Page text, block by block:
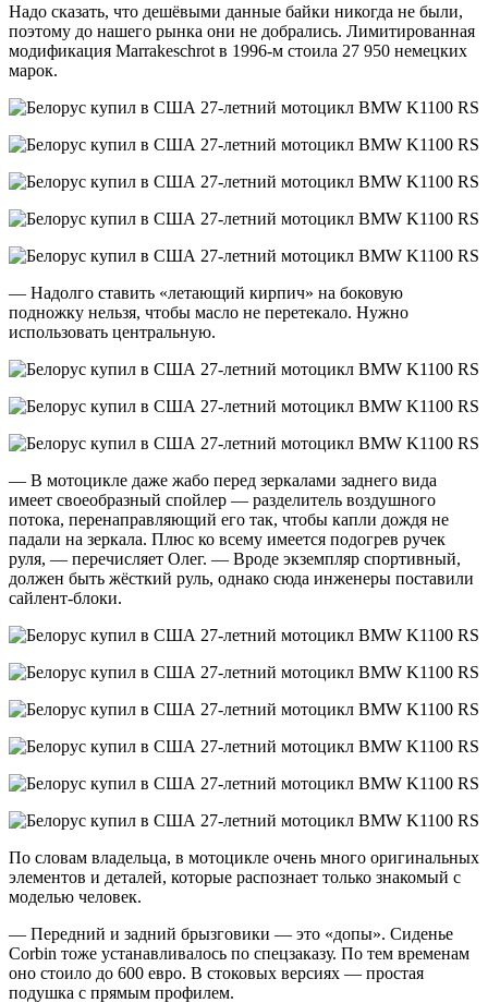
Надо сказать, что дешёвыми данные байки никогда не были,
поэтому до нашего рынка они не добрались. Лимитированная
модификация Marrakeschrot в 1996-м стоила 27 950 немецких
марок.
— Надолго ставить «летающий кирпич» на боковую
подножку нельзя, чтобы масло не перетекало. Нужно
использовать центральную.
— В мотоцикле даже жабо перед зеркалами заднего вида
имеет своеобразный спойлер — разделитель воздушного
потока, перенаправляющий его так, чтобы капли дождя не
падали на зеркала. Плюс ко всему имеется подогрев ручек
руля, — перечисляет Олег. — Вроде экземпляр спортивный,
должен быть жёсткий руль, однако сюда инженеры поставили
сайлент-блоки.
По словам владельца, в мотоцикле очень много оригинальных
элементов и деталей, которые распознает только знакомый с
моделью человек.
— Передний и задний брызговики — это «допы». Сиденье
Corbin тоже устанавливалось по спецзаказу. По тем временам
оно стоило до 600 евро. В стоковых версиях — простая
подушка с прямым профилем.